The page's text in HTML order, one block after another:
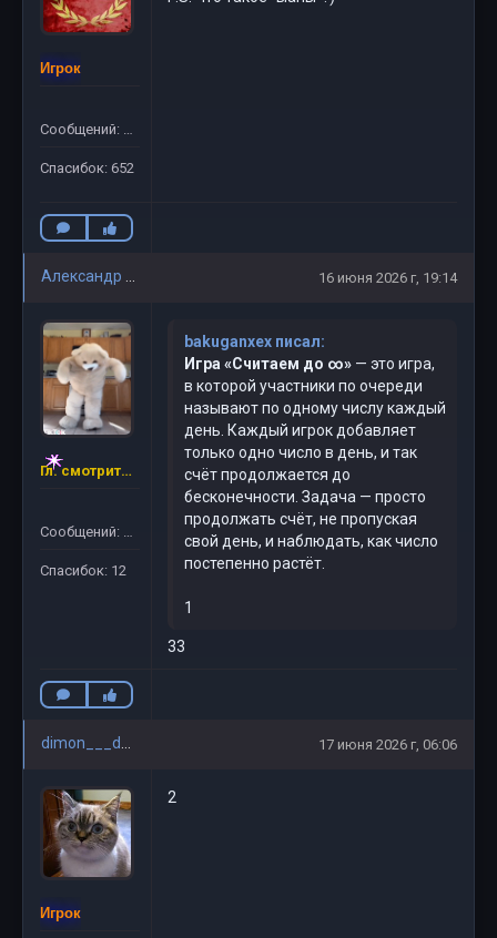
Игрок
Сообщений: 781
Спасибок: 652
16 июня 2026 г, 19:14
Гл. смотритель RR-GAME
Спасибок: 12
bakuganxex писал:
Игра «Считаем до ∞» — это игра,
в которой участники по очереди
называют по одному числу каждый
день. Каждый игрок добавляет
только одно число в день, и так
счёт продолжается до
бесконечности. Задача — просто
продолжать счёт, не пропуская
свой день, и наблюдать, как число
постепенно растёт.
1
33
17 июня 2026 г, 06:06
Игрок
2